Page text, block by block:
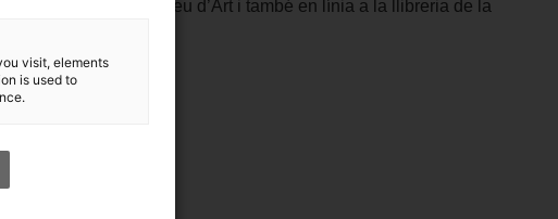
a la botiga del Museu d’Art i també en línia a la llibreria de la
visit, elements
is used to